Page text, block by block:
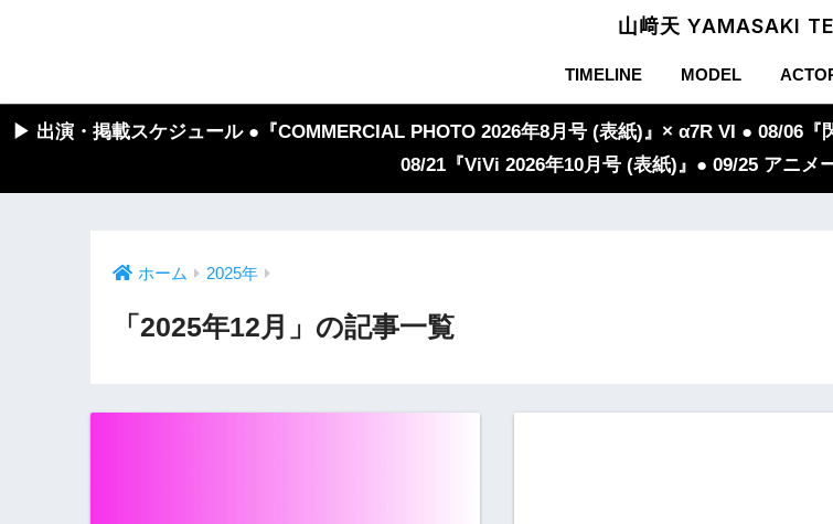
山﨑天 YAMASAKI
TIMELINE MODEL
▶︎ 出演・掲載スケジュール ●『COMMERCIAL PHOTO 2026年8月号 (表紙)』× α7R VI ● 08/06
08/21『ViVi 2026年10月号 (表紙)』● 09/25 アニメ
ホーム 2025年
「2025年12月」の記事一覧